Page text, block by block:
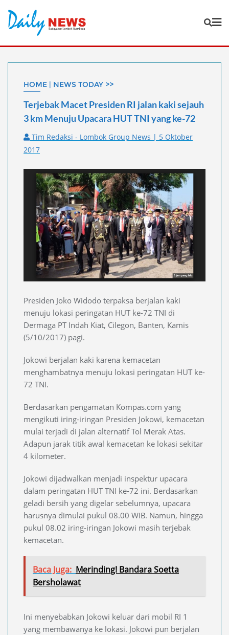
content
HOME | NEWS TODAY >>
Terjebak Macet Presiden RI jalan kaki sejauh
3 km Menuju Upacara HUT TNI yang ke-72
Tim Redaksi - Lombok Group News | 5 Oktober
2017
Presiden Joko Widodo terpaksa berjalan kaki
menuju lokasi peringatan HUT ke-72 TNI di
Dermaga PT Indah Kiat, Cilegon, Banten, Kamis
(5/10/2017) pagi.
Jokowi berjalan kaki karena kemacetan
menghambatnya menuju lokasi peringatan HUT ke-
72 TNI.
Berdasarkan pengamatan Kompas.com yang
mengikuti iring-iringan Presiden Jokowi, kemacetan
mulai terjadi di jalan alternatif Tol Merak Atas.
Adapun jarak titik awal kemacetan ke lokasi sekitar
4 kilometer.
Jokowi dijadwalkan menjadi inspektur upacara
dalam peringatan HUT TNI ke-72 ini. Berdasarkan
geladi bersih yang digelar sebelumnya, upacara
harusnya dimulai pukul 08.00 WIB. Namun, hingga
pukul 08.02 iring-iringan Jokowi masih terjebak
kemacetan.
Baca Juga: Merinding! Bandara Soetta
Bersholawat
Ini menyebabkan Jokowi keluar dari mobil RI 1
yang membawanya ke lokasi. Jokowi pun berjalan